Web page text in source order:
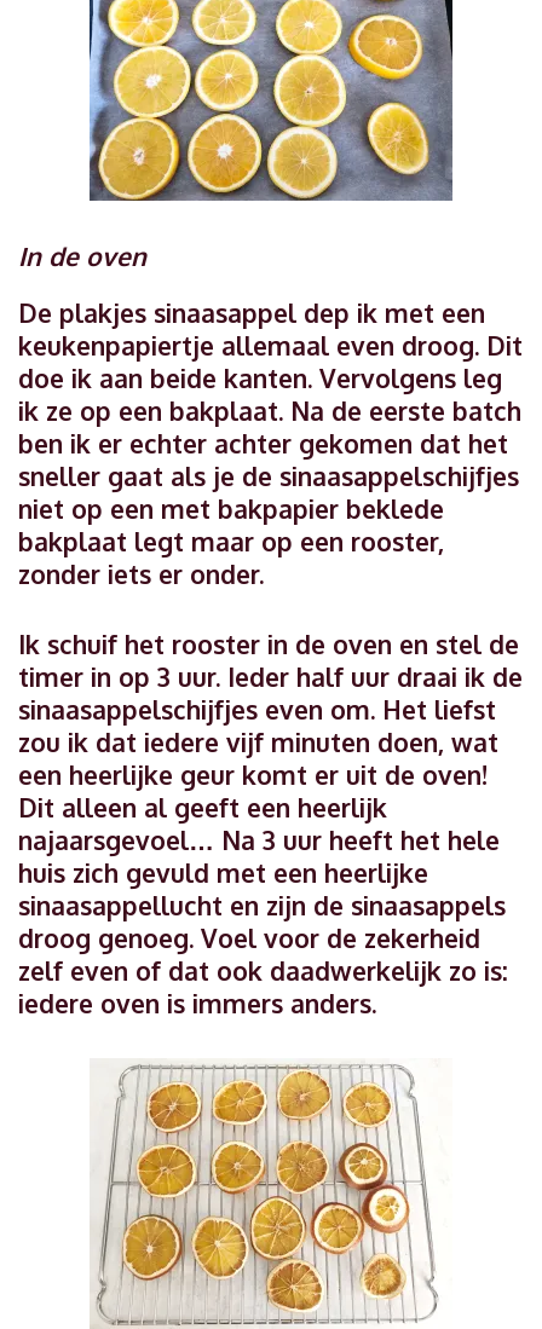
In de oven
De plakjes sinaasappel dep ik met een
keukenpapiertje allemaal even droog. Dit
doe ik aan beide kanten. Vervolgens leg
ik ze op een bakplaat. Na de eerste batch
ben ik er echter achter gekomen dat het
sneller gaat als je de sinaasappelschijfjes
niet op een met bakpapier beklede
bakplaat legt maar op een rooster,
zonder iets er onder.
Ik schuif het rooster in de oven en stel de
timer in op 3 uur. Ieder half uur draai ik de
sinaasappelschijfjes even om. Het liefst
zou ik dat iedere vijf minuten doen, wat
een heerlijke geur komt er uit de oven!
Dit alleen al geeft een heerlijk
najaarsgevoel… Na 3 uur heeft het hele
huis zich gevuld met een heerlijke
sinaasappellucht en zijn de sinaasappels
droog genoeg. Voel voor de zekerheid
zelf even of dat ook daadwerkelijk zo is:
iedere oven is immers anders.